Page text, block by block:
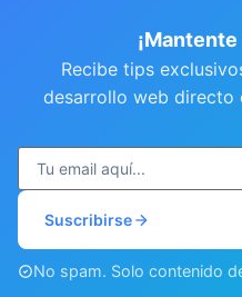
Recibe tips
desarrollo web directo
Suscribirse
No spam. Solo contenido